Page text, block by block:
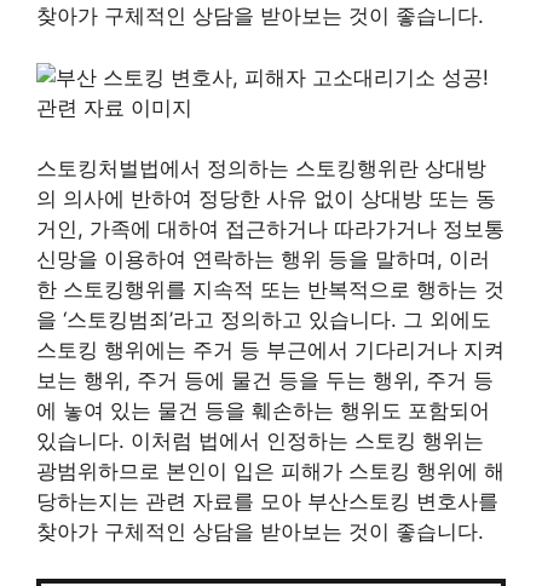
찾아가 구체적인 상담을 받아보는 것이 좋습니다.
스토킹처벌법에서 정의하는 스토킹행위란 상대방
의 의사에 반하여 정당한 사유 없이 상대방 또는 동
거인, 가족에 대하여 접근하거나 따라가거나 정보통
신망을 이용하여 연락하는 행위 등을 말하며, 이러
한 스토킹행위를 지속적 또는 반복적으로 행하는 것
을 ‘스토킹범죄’라고 정의하고 있습니다. 그 외에도
스토킹 행위에는 주거 등 부근에서 기다리거나 지켜
보는 행위, 주거 등에 물건 등을 두는 행위, 주거 등
에 놓여 있는 물건 등을 훼손하는 행위도 포함되어
있습니다. 이처럼 법에서 인정하는 스토킹 행위는
광범위하므로 본인이 입은 피해가 스토킹 행위에 해
당하는지는 관련 자료를 모아 부산스토킹 변호사를
찾아가 구체적인 상담을 받아보는 것이 좋습니다.